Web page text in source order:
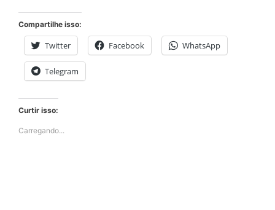
Compartilhe isso:
Twitter Facebook WhatsApp
Telegram
Curtir isso:
Carregando...